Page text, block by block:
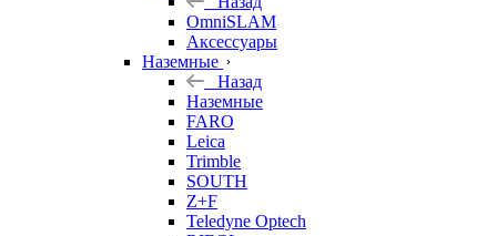
OmniSLAM
Аксессуары
Наземные
Назад
Наземные
FARO
Leica
Trimble
SOUTH
Z+F
Teledyne Optech